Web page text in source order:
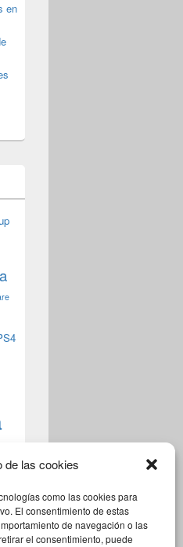
de las cookies
como las cookies para
El consentimiento de estas
de navegación o las
el consentimiento, puede
en